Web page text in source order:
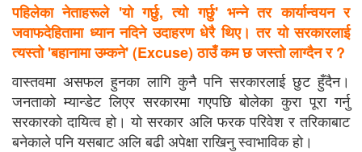
पहिलेका नेताहरूले 'यो गर्छु, त्यो गर्छु' भन्ने तर कार्यान्वयन र
जवाफदेहितामा ध्यान नदिने उदाहरण धेरै थिए। तर यो सरकारलाई
त्यस्तो 'बहानामा उम्कने' (Excuse) ठाउँ कम छ जस्तो लाग्दैन र ?
वास्तवमा असफल हुनका लागि कुनै पनि सरकारलाई छुट हुँदैन।
जनताको म्यान्डेट लिएर सरकारमा गएपछि बोलेका कुरा पूरा गर्नु
सरकारको दायित्व हो। यो सरकार अलि फरक परिवेश र तरिकाबाट
बनेकाले पनि यसबाट अलि बढी अपेक्षा राखिनु स्वाभाविक हो।